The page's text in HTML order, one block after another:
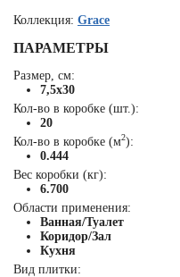
Коллекция: Grace
ПАРАМЕТРЫ
Размер, см:
7,5x30
Кол-во в коробке (шт.):
20
Кол-во в коробке (м2):
0.444
Вес коробки (кг):
6.700
Области применения:
Ванная/Туалет
Коридор/Зал
Кухня
Вид плитки: